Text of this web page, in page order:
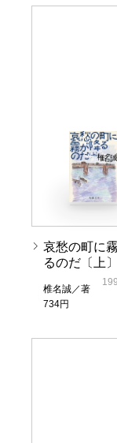
哀愁の町に
るのだ〔上〕
椎名誠／著
734円